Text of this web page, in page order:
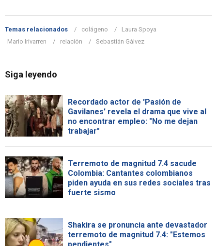
Temas relacionados colágeno
Laura Spoya
Mario Irivarren
relación Sebastián Gálvez
Siga leyendo
Recordado actor de 'Pasión de
Gavilanes' revela el drama que vive al
no encontrar empleo: "No me dejan
trabajar"
Terremoto de magnitud 7.4 sacude
Colombia: Cantantes colombianos
piden ayuda en sus redes sociales tras
fuerte sismo
Shakira se pronuncia ante devastador
terremoto de magnitud 7.4: "Estemos